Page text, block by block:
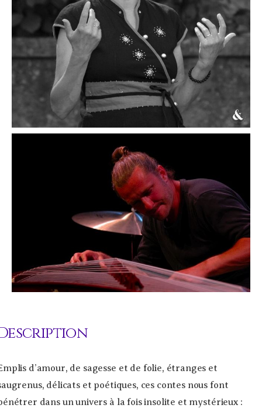
d’amour, de sagesse et de folie, étranges et
délicats et poétiques, ces contes nous font
dans un univers à la fois insolite et mystérieux :